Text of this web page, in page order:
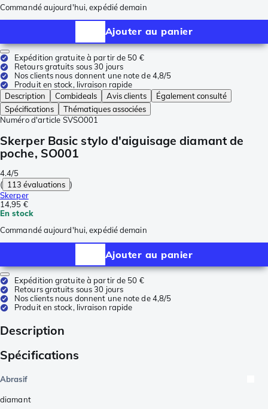
Commandé aujourd'hui, expédié demain
Ajouter au panier
Expédition gratuite à partir de 50 €
Retours gratuits sous 30 jours
Nos clients nous donnent une note de 4,8/5
Produit en stock, livraison rapide
Description
Combideals Avis clients
Également consulté
Spécifications
Thématiques associées
Numéro d'article SVSO001
Skerper Basic stylo d'aiguisage diamant de
poche, SO001
4.4/5
( 113 évaluations )
Skerper
14,95 €
En stock
Commandé aujourd'hui, expédié demain
Ajouter au panier
Expédition gratuite à partir de 50 €
Retours gratuits sous 30 jours
Nos clients nous donnent une note de 4,8/5
Produit en stock, livraison rapide
Description
Spécifications
Abrasif
diamant